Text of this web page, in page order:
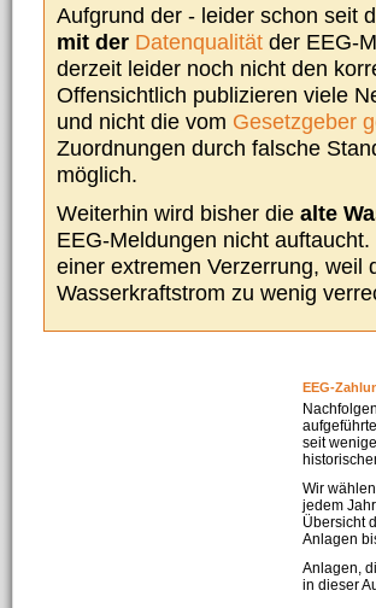
Aufgrund der - leider schon seit
mit der Datenqualität der EEG-
derzeit leider noch nicht den
Offensichtlich publizieren viele
und nicht die vom Gesetzgeber
Zuordnungen durch falsche
möglich.
Weiterhin wird bisher die alte
EEG-Meldungen nicht
einer extremen Verzerrung, weil
Wasserkraftstrom zu wenig
EEG-
seit
Wir
jedem
Übersicht
Anlagen
Anlagen,
in dieser